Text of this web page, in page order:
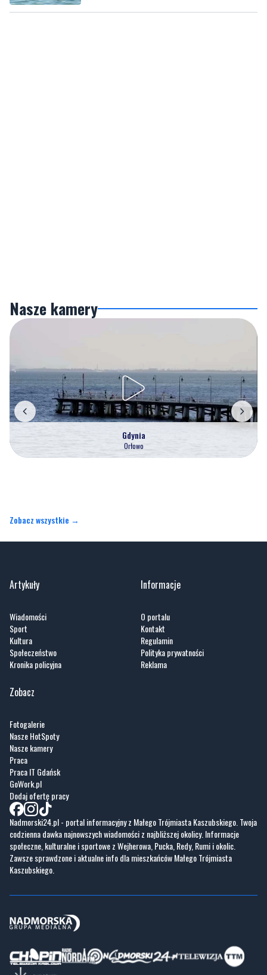
Nasze kamery
Gdynia
Orłowo
Zobacz wszystkie →
Artykuły
Wiadomości
Sport
Kultura
Społeczeństwo
Kronika policyjna
Informacje
O portalu
Kontakt
Regulamin
Polityka prywatności
Reklama
Zobacz
Fotogalerie
Nasze HotSpoty
Nasze kamery
Praca
Praca IT Gdańsk
GoWork.pl
Dodaj ofertę pracy
Nadmorski24.pl - portal informacyjny z Małego Trójmiasta Kaszubskiego. Twoja
codzienna dawka najnowszych wiadomości z najbliższej okolicy. Informacje
społeczne, kulturalne i sportowe z Wejherowa, Pucka, Redy, Rumi i okolic.
Zawsze sprawdzone i aktualne info dla mieszkańców Małego Trójmiasta
Kaszubskiego.